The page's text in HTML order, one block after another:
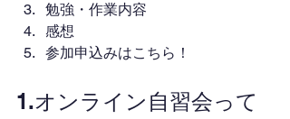
勉強・作業内容
感想
参加申込みはこちら！
1.オンライン自習会って